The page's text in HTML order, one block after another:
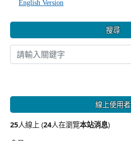
English Version
搜尋
線上使用者
25人線上 (24人在瀏覽本站消息)